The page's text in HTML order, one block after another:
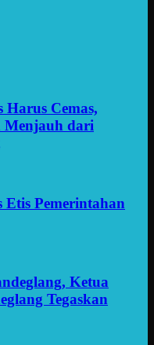
Cemas,
Menjauh dari
Etis Pemerintahan
Ketua
Tegaskan